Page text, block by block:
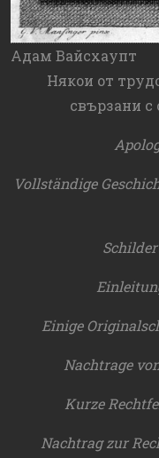
Адам Вайсхаупт
Някои от
свързани
Vollständige
Einige
Nachtrage
Kurze
Nachtrag zur